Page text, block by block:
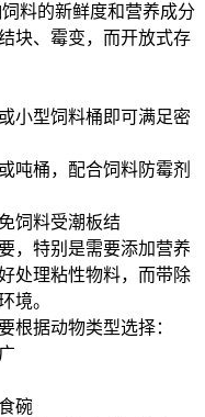
料的新鲜度和营养成分
块、霉变，而开放式存
小型饲料桶 即可满足密
或吨桶，配合饲料防霉剂
饲料受潮板结
，特别是需要添加营养
处理粘性物料，而带除
境。
根据动物类型选择：
碗